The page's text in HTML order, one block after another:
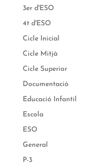
3er d'ESO
4t d'ESO
Cicle Inicial
Cicle Mitjà
Cicle Superior
Documentació
Educació Infantil
Escola
ESO
General
P-3